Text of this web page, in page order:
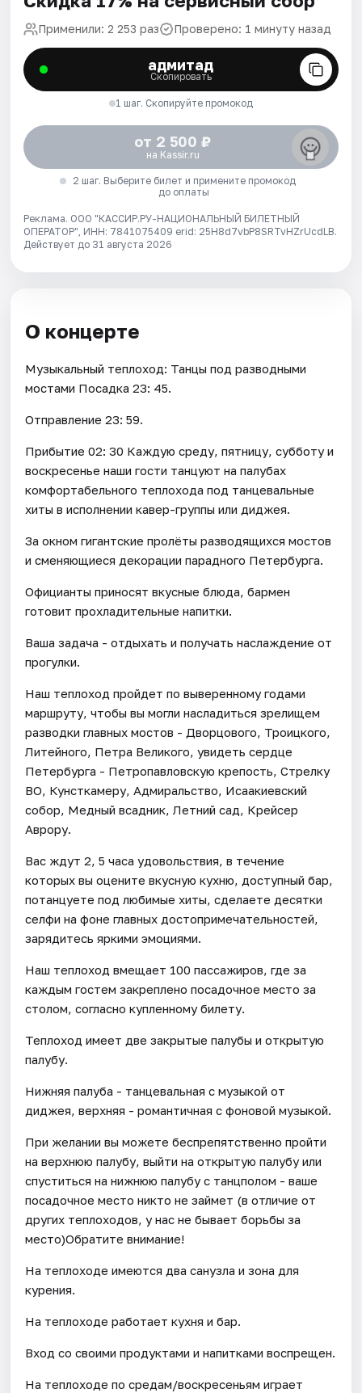
Применили: 2 253 раз Проверено: 1 минуту назад
адмитад
Скопировать
1 шаг. Скопируйте промокод
от 2 500 ₽
на Kassir.ru
2 шаг. Выберите билет и примените промокод
до оплаты
Реклама. ООО "КАССИР.РУ-НАЦИОНАЛЬНЫЙ БИЛЕТНЫЙ
ОПЕРАТОР", ИНН: 7841075409 erid: 25H8d7vbP8SRTvHZrUcdLB.
Действует до 31 августа 2026
О концерте
Музыкальный теплоход: Танцы под разводными
мостами Посадка 23: 45.
Отправление 23: 59.
Прибытие 02: 30 Каждую среду, пятницу, субботу и
воскресенье наши гости танцуют на палубах
комфортабельного теплохода под танцевальные
хиты в исполнении кавер-группы или диджея.
За окном гигантские пролёты разводящихся мостов
и сменяющиеся декорации парадного Петербурга.
Официанты приносят вкусные блюда, бармен
готовит прохладительные напитки.
Ваша задача - отдыхать и получать наслаждение от
прогулки.
Наш теплоход пройдет по выверенному годами
маршруту, чтобы вы могли насладиться зрелищем
разводки главных мостов - Дворцового, Троицкого,
Литейного, Петра Великого, увидеть сердце
Петербурга - Петропавловскую крепость, Стрелку
ВО, Кунсткамеру, Адмиральство, Исаакиевский
собор, Медный всадник, Летний сад, Крейсер
Аврору.
Вас ждут 2, 5 часа удовольствия, в течение
которых вы оцените вкусную кухню, доступный бар,
потанцуете под любимые хиты, сделаете десятки
селфи на фоне главных достопримечательностей,
зарядитесь яркими эмоциями.
Наш теплоход вмещает 100 пассажиров, где за
каждым гостем закреплено посадочное место за
столом, согласно купленному билету.
Теплоход имеет две закрытые палубы и открытую
палубу.
Нижняя палуба - танцевальная с музыкой от
диджея, верхняя - романтичная с фоновой музыкой.
При желании вы можете беспрепятственно пройти
на верхнюю палубу, выйти на открытую палубу или
спуститься на нижнюю палубу с танцполом - ваше
посадочное место никто не займет (в отличие от
других теплоходов, у нас не бывает борьбы за
место)Обратите внимание!
На теплоходе имеются два санузла и зона для
курения.
На теплоходе работает кухня и бар.
Вход со своими продуктами и напитками воспрещен.
На теплоходе по средам/воскресеньям играет